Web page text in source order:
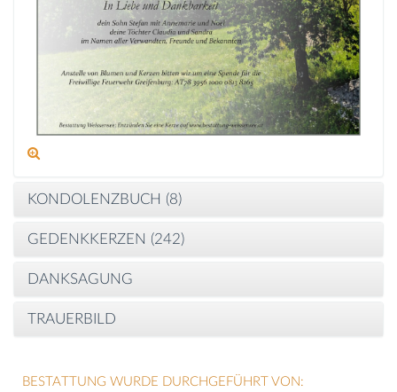
KONDOLENZBUCH (8)
GEDENKKERZEN (242)
DANKSAGUNG
TRAUERBILD
BESTATTUNG WURDE DURCHGEFÜHRT VON: